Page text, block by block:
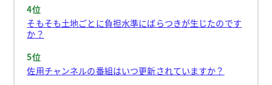
4位
そもそも土地ごとに負担水準にばらつきが生じたのです
か？
5位
佐用チャンネルの番組はいつ更新されていますか？